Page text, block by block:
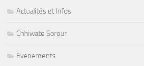
Actualités et Infos
Chhiwate Sorour
Evenements